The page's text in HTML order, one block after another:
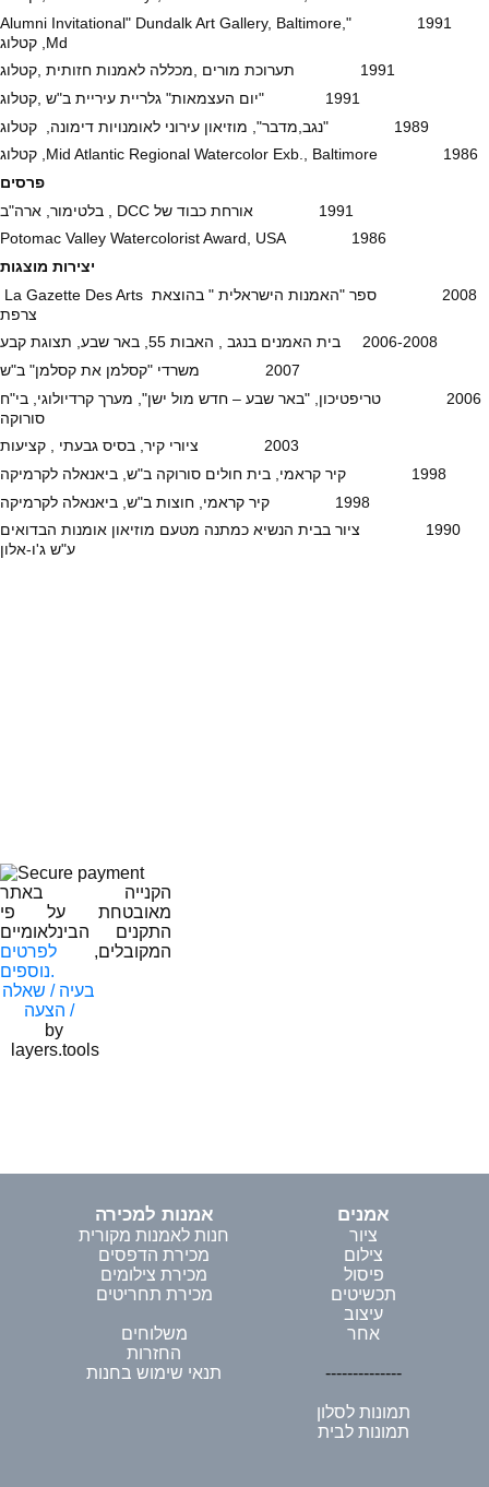
1991 "Alumni Invitational" Dundalk Art Gallery, Baltimore,
Md, קטלוג
1991 תערוכת מורים ,מכללה לאמנות חזותית ,קטלוג
1991 "יום העצמאות" גלריית עיריית ב"ש ,קטלוג
1989 "נגב,מדבר", מוזיאון עירוני לאומנויות דימונה, קטלוג
1986 Mid Atlantic Regional Watercolor Exb., Baltimore, קטלוג
פרסים
1991 אורחת כבוד של DCC , בלטימור, ארה"ב
1986 Potomac Valley Watercolorist Award, USA
יצירות מוצגות
צרפת
2006-2008 בית האמנים בנגב , האבות 55, באר שבע, תצוגת קבע
2007 משרדי "קסלמן את קסלמן" ב"ש
2006 טריפטיכון, "באר שבע – חדש מול ישן", מערך קרדיולוגי, בי"ח
סורוקה
2003 ציורי קיר, בסיס גבעתי , קציעות
1998 קיר קראמי, בית חולים סורוקה ב"ש, ביאנאלה לקרמיקה
1998 קיר קראמי, חוצות ב"ש, ביאנאלה לקרמיקה
1990 ציור בבית הנשיא כמתנה מטעם מוזיאון אומנות הבדואים
ע"ש ג'ו-אלון
הקנייה באתר
מאובטחת על פי
התקנים הבינלאומיים
המקובלים, לפרטים
נוספים.
בעיה / שאלה
/ הצעה
by
layers.tools
אמנים
ציור
צילום
פיסול
תכשיטים
עיצוב
אחר
--------------
תמונות לסלון
תמונות לבית
אמנות למכירה
חנות לאמנות מקורית
מכירת הדפסים
מכירת צילומים
מכירת תחריטים
משלוחים
החזרות
תנאי שימוש בחנות